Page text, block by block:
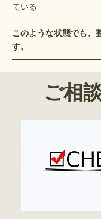
ている
このような状態でも、
す。
ご相